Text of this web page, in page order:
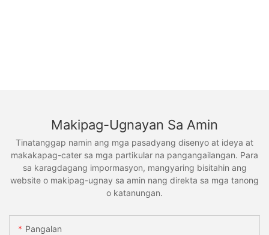
Makipag-Ugnayan Sa Amin
Tinatanggap namin ang mga pasadyang disenyo at ideya at
makakapag-cater sa mga partikular na pangangailangan. Para
sa karagdagang impormasyon, mangyaring bisitahin ang
website o makipag-ugnay sa amin nang direkta sa mga tanong
o katanungan.
Pangalan